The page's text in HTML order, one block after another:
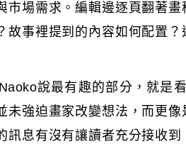
市場需求。編輯邊逐頁翻著
故事裡提到的內容如何配置
說最有趣的部分，就是
未強迫畫家改變想法，而更
訊息有沒有讓讀者充分接收